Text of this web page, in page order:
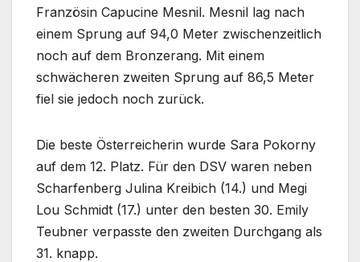
Französin Capucine Mesnil. Mesnil lag nach
einem Sprung auf 94,0 Meter zwischenzeitlich
noch auf dem Bronzerang. Mit einem
schwächeren zweiten Sprung auf 86,5 Meter
fiel sie jedoch noch zurück.
Die beste Österreicherin wurde Sara Pokorny
auf dem 12. Platz. Für den DSV waren neben
Scharfenberg Julina Kreibich (14.) und Megi
Lou Schmidt (17.) unter den besten 30. Emily
Teubner verpasste den zweiten Durchgang als
31. knapp.